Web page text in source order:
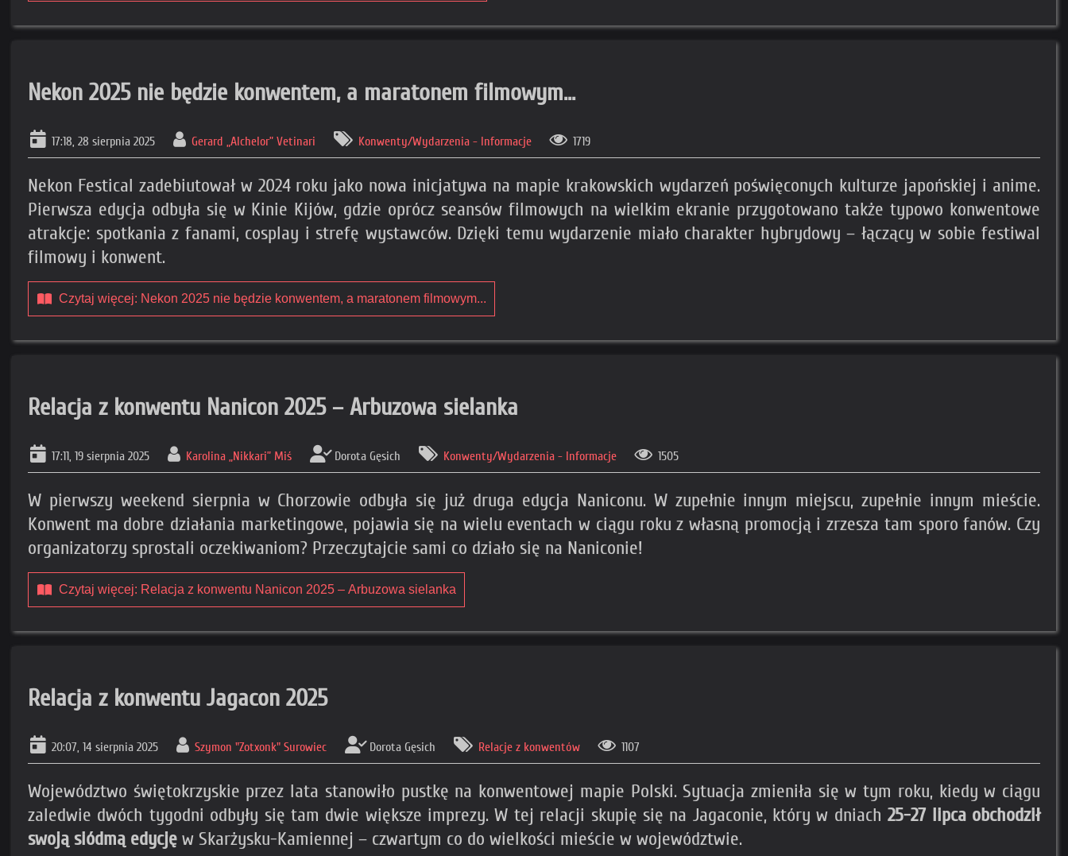
Nekon 2025 nie będzie konwentem, a maratonem filmowym...
17:18, 28 sierpnia 2025 Gerard „Alchelor” Vetinari Konwenty/Wydarzenia - Informacje 1719
Nekon Festical zadebiutował w 2024 roku jako nowa inicjatywa na mapie krakowskich wydarzeń poświęconych kulturze japońskiej i anime.
Pierwsza edycja odbyła się w Kinie Kijów, gdzie oprócz seansów filmowych na wielkim ekranie przygotowano także typowo konwentowe
atrakcje: spotkania z fanami, cosplay i strefę wystawców. Dzięki temu wydarzenie miało charakter hybrydowy – łączący w sobie festiwal
filmowy i konwent.
Czytaj więcej: Nekon 2025 nie będzie konwentem, a maratonem filmowym...
Relacja z konwentu Nanicon 2025 – Arbuzowa sielanka
17:11, 19 sierpnia 2025 Karolina „Nikkari” Miś Dorota Gęsich Konwenty/Wydarzenia - Informacje 1505
W pierwszy weekend sierpnia w Chorzowie odbyła się już druga edycja Naniconu. W zupełnie innym miejscu, zupełnie innym mieście.
Konwent ma dobre działania marketingowe, pojawia się na wielu eventach w ciągu roku z własną promocją i zrzesza tam sporo fanów. Czy
organizatorzy sprostali oczekiwaniom? Przeczytajcie sami co działo się na Naniconie!
Czytaj więcej: Relacja z konwentu Nanicon 2025 – Arbuzowa sielanka
Relacja z konwentu Jagacon 2025
20:07, 14 sierpnia 2025 Szymon "Zotxonk" Surowiec Dorota Gęsich Relacje z konwentów 1107
Województwo świętokrzyskie przez lata stanowiło pustkę na konwentowej mapie Polski. Sytuacja zmieniła się w tym roku, kiedy w ciągu
zaledwie dwóch tygodni odbyły się tam dwie większe imprezy. W tej relacji skupię się na Jagaconie, który w dniach25-27 lipca obchodził
swoją siódmą edycję w Skarżysku-Kamiennej – czwartym co do wielkości mieście w województwie.